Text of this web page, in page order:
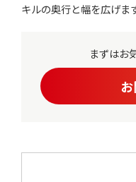
キルの奥行と幅を広げま
まずはお